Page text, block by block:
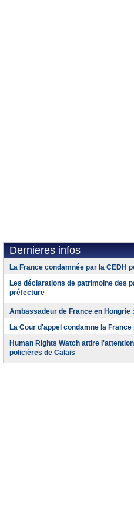
Dernieres infos
La France condamnée par la CEDH
Les déclarations de patrimoine des
préfecture
Ambassadeur de France en Hongrie
La Cour d'appel condamne la
Human Rights Watch attire
policières de Calais